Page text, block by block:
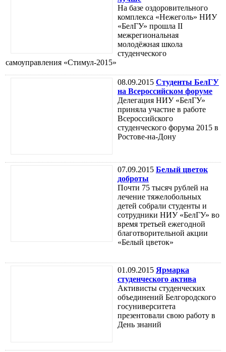
На базе оздоровительного
комплекса «Нежеголь» НИУ
«БелГУ» прошла II
межрегиональная
молодёжная школа
студенческого
самоуправления «Стимул-2015»
08.09.2015 Студенты БелГУ
на Всероссийском форуме
Делегация НИУ «БелГУ»
приняла участие в работе
Всероссийского
студенческого форума 2015 в
Ростове-на-Дону
07.09.2015 Белый цветок
доброты
Почти 75 тысяч рублей на
лечение тяжелобольных
детей собрали студенты и
сотрудники НИУ «БелГУ» во
время третьей ежегодной
благотворительной акции
«Белый цветок»
01.09.2015 Ярмарка
студенческого актива
Активисты студенческих
объединений Белгородского
госуниверситета
презентовали свою работу в
День знаний